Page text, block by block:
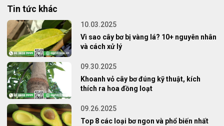
Tin tức khác
10.03.2025
Vì sao cây bơ bị vàng lá? 10+ nguyên nhân
và cách xử lý
09.30.2025
Khoanh vỏ cây bơ đúng kỹ thuật, kích
thích ra hoa đồng loạt
09.26.2025
Top 8 các loại bơ ngon và phổ biến nhất